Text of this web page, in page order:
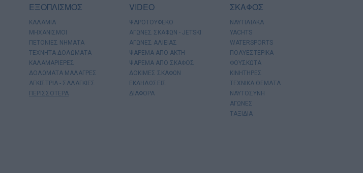
ΕΞΟΠΛΙΣΜΟΣ
ΚΑΛΑΜΙΑ
ΜΗΧΑΝΙΣΜΟΙ
ΠΕΤΟΝΙΕΣ ΝΗΜΑΤΑ
ΤΕΧΝΗΤΑ ΔΟΛΩΜΑΤΑ
ΚΑΛΑΜΑΡΙΕΡΕΣ
ΔΟΛΩΜΑΤΑ ΜΑΛΑΓΡΕΣ
ΑΓΚΙΣΤΡΙΑ - ΣΑΛΑΓΚΙΕΣ
ΠΕΡΙΣΣΟΤΕΡΑ
VIDEO
ΨΑΡΟΤΟΥΦΕΚΟ
ΑΓΩΝΕΣ ΣΚΑΦΩΝ - JETSKI
ΑΓΩΝΕΣ ΑΛΙΕΙΑΣ
ΨΑΡΕΜΑ ΑΠΟ ΑΚΤΗ
ΨΑΡΕΜΑ ΑΠΟ ΣΚΑΦΟΣ
ΔΟΚΙΜΕΣ ΣΚΑΦΩΝ
ΕΚΔΗΛΩΣΕΙΣ
ΔΙΑΦΟΡΑ
ΣΚΑΦΟΣ
ΝΑΥΤΙΛΙΑΚΑ
YACHTS
WATERSPORTS
ΠΟΛΥΕΣΤΕΡΙΚΑ
ΦΟΥΣΚΩΤΑ
ΚΙΝΗΤΗΡΕΣ
ΤΕΧΝΙΚΑ ΘΕΜΑΤΑ
ΝΑΥΤΟΣΥΝΗ
ΑΓΩΝΕΣ
ΤΑΞΙΔΙΑ